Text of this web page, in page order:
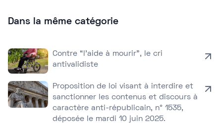
Dans la même catégorie
Contre “l’aide à mourir”, le cri
antivalidiste
Proposition de loi visant à interdire et
sanctionner les contenus et discours à
caractère anti-républicain, n° 1535,
déposée le mardi 10 juin 2025.